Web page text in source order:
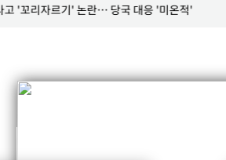
고 '꼬리자르기' 논란… 당국 대응 '미온적'